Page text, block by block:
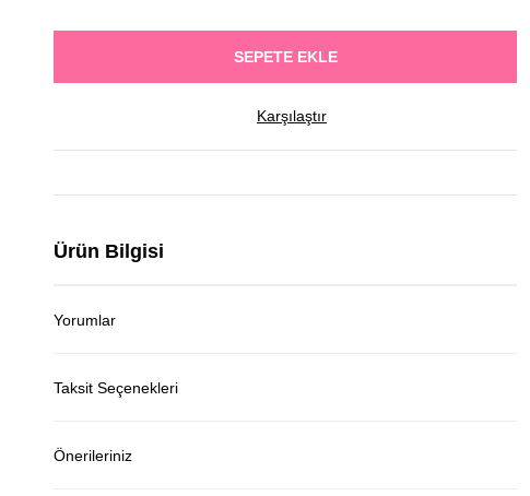
SEPETE EKLE
Karşılaştır
Ürün Bilgisi
Yorumlar
Taksit Seçenekleri
Önerileriniz